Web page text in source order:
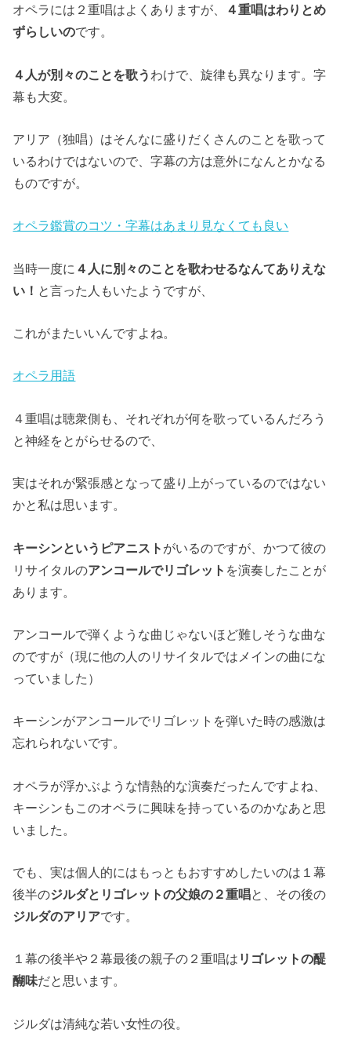
オペラには２重唱はよくありますが、
４重唱はわりとめ
ずらしいのです。
４人が別々のことを歌う わけで、旋律も異なります。字
幕も大変。
アリア（独唱）はそんなに盛りだくさんのことを歌って
いるわけではないので、字幕の方は意外になんとかなる
ものですが。
オペラ鑑賞のコツ・字幕はあまり見なくても良い
当時一度に ４人に別々のことを歌わせるなんてありえな
い！ と言った人もいたようですが、
これがまたいいんですよね。
オペラ用語
４重唱は聴衆側も、それぞれが何を歌っているんだろう
と神経をとがらせるので、
実はそれが緊張感となって盛り上がっているのではない
かと私は思います。
キーシンというピアニスト がいるのですが、かつて彼の
リサイタルのアンコールでリゴレット を演奏したことが
あります。
アンコールで弾くような曲じゃないほど難しそうな曲な
のですが（現に他の人のリサイタルではメインの曲にな
っていました）
キーシンがアンコールでリゴレットを弾いた時の感激は
忘れられないです。
オペラが浮かぶような情熱的な演奏だったんですよね、
キーシンもこのオペラに興味を持っているのかなあと思
いました。
でも、実は個人的にはもっともおすすめしたいのは１幕
後半のジルダとリゴレットの父娘の２重唱と、その後の
ジルダのアリアです。
１幕の後半や２幕最後の親子の２重唱は リゴレットの醍
醐味だと思います。
ジルダは清純な若い女性の役。